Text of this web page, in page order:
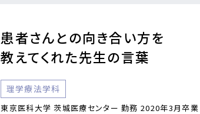
患者さんとの向き合い方を
教えてくれた先生の言葉
理学療法学科
東京医科大学 茨城医療センター 勤務 2020年3月卒業